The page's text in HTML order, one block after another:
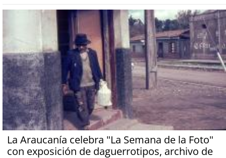
La Araucanía celebra "La Semana de la Foto"
con exposición de daguerrotipos, archivo de